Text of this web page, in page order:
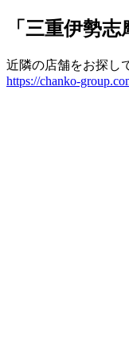
「三重伊勢
近隣の店舗をお探し
https://chanko-